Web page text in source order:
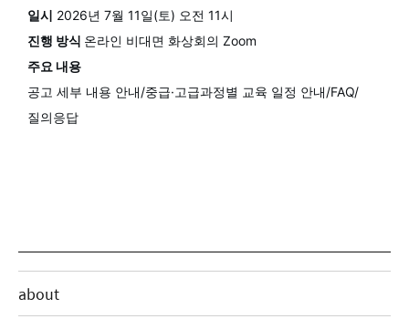
일시 2026년 7월 11일(토) 오전 11시
진행 방식 온라인 비대면 화상회의 Zoom
주요 내용
공고 세부 내용 안내/중급·고급과정별 교육 일정 안내/FAQ/
질의응답
about